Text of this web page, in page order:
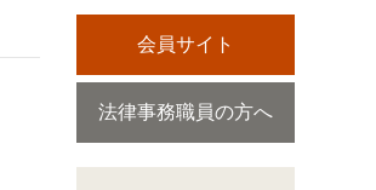
会員サイト
法律事務職員の方へ